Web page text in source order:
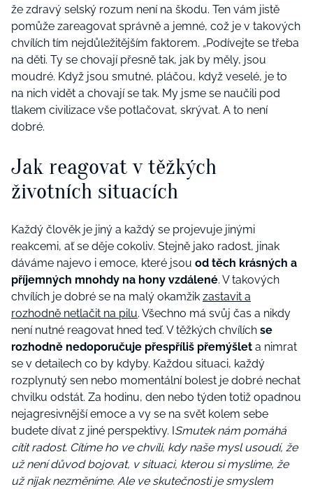
že zdravý selský rozum není na škodu. Ten vám jistě
pomůže zareagovat správně a jemné, což je v takových
chvílích tím nejdůležitějším faktorem. „Podívejte se třeba
na děti. Ty se chovají přesně tak, jak by měly, jsou
moudré. Když jsou smutné, pláčou, když veselé, je to
na nich vidět a chovají se tak. My jsme se naučili pod
tlakem civilizace vše potlačovat, skrývat. A to není
dobré.
Jak reagovat v těžkých
životních situacích
Každý člověk je jiný a každý se projevuje jinými
reakcemi, ať se děje cokoliv. Stejně jako radost, jinak
dáváme najevo i emoce, které jsou od těch krásných a
příjemných mnohdy na hony vzdálené. V takových
chvílích je dobré se na malý okamžik zastavit a
rozhodně netlačit na pilu. Všechno má svůj čas a nikdy
není nutné reagovat hned teď. V těžkých chvílích se
rozhodně nedoporučuje přespříliš přemýšlet a nimrat
se v detailech co by kdyby. Každou situaci, každý
rozplynutý sen nebo momentální bolest je dobré nechat
chvilku odstát. Za hodinu, den nebo týden totiž opadnou
nejagresivnější emoce a vy se na svět kolem sebe
budete dívat z jiné perspektivy. ISmutek nám pomáhá
cítit radost. Cítíme ho ve chvíli, kdy naše mysl usoudí, že
už není důvod bojovat, v situaci, kterou si myslíme, že
už nijak nezměníme. Ale ve skutečnosti je smyslem